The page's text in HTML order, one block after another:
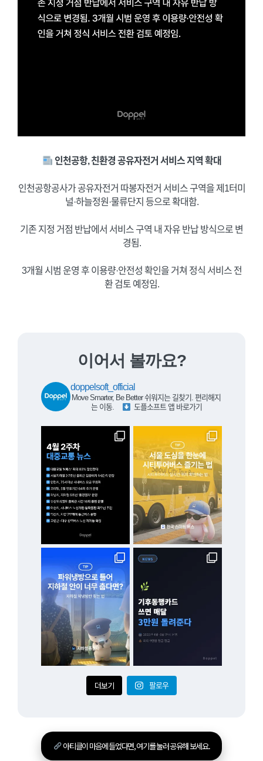
인천공항, 친환경 공유자전거 서비스 지역 확대
인천공항공사가 공유자전거 따봉자전거 서비스 구역을 제1터미
널·하늘정원·물류단지 등으로 확대함.
기존 지정 거점 반납에서 서비스 구역 내 자유 반납 방식으로 변
경됨.
3개월 시범 운영 후 이용량·안전성 확인을 거쳐 정식 서비스 전
환 검토 예정임.
이어서 볼까요?
doppelsoft_official
Move Smarter, Be Better쉬워지는 길찾기. 편리해지
는 이동.⠀ 도플소프트 앱 바로가기
더보기 팔로우
아티클이 마음에 들었다면, 여기를 눌러 공유해 보세요.